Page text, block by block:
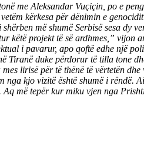
me Aleksandar Vuçiçin, po e
kërkesa për dënimin e
më shumë Serbisë sesa
këtë projekt të së ardhmes,” vijon
i pavarur, apo qoftë edhe një
Tiranë duke përdorur të tilla tone
lirisë për të thënë të vërtetën
kjo vizitë është shumë i rëndë.
Aq më tepër kur miku vjen nga